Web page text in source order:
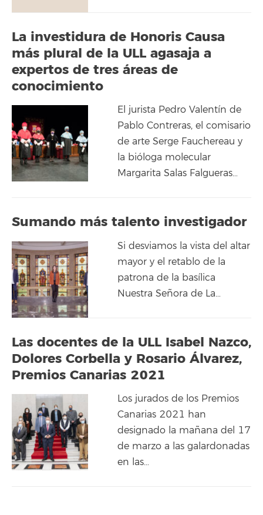
La investidura de Honoris Causa
más plural de la ULL agasaja a
expertos de tres áreas de
conocimiento
El jurista Pedro Valentín de
Pablo Contreras, el comisario
de arte Serge Fauchereau y
la bióloga molecular
Margarita Salas Falgueras…
Sumando más talento investigador
Si desviamos la vista del altar
mayor y el retablo de la
patrona de la basílica
Nuestra Señora de La…
Las docentes de la ULL Isabel Nazco,
Dolores Corbella y Rosario Álvarez,
Premios Canarias 2021
Los jurados de los Premios
Canarias 2021 han
designado la mañana del 17
de marzo a las galardonadas
en las…